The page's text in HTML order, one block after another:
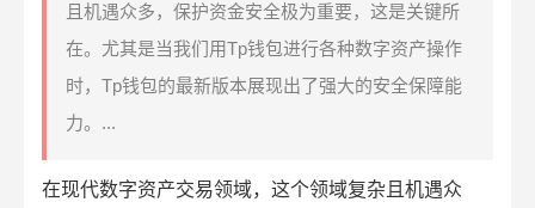
且机遇众多，保护资金安全极为重要，这是关键所
在。尤其是当我们用Tp钱包进行各种数字资产操作
时，Tp钱包的最新版本展现出了强大的安全保障能
力。...
在现代数字资产交易领域，这个领域复杂且机遇众